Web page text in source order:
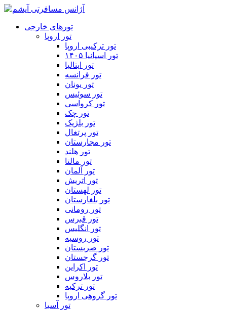
تورهای خارجی
تور اروپا
تور ترکیبی اروپا
تور اسپانیا ۱۴۰۵
تور ایتالیا
تور فرانسه
تور یونان
تور سوئیس
تور کرواسی
تور چک
تور بلژیک
تور پرتغال
تور مجارستان
تور هلند
تور مالتا
تور آلمان
تور اتریش
تور لهستان
تور بلغارستان
تور رومانی
تور قبرس
تور انگلیس
تور روسیه
تور صربستان
تور گرجستان
تور اکراین
تور بلاروس
تور ترکیه
تور گروهی اروپا
تور آسیا